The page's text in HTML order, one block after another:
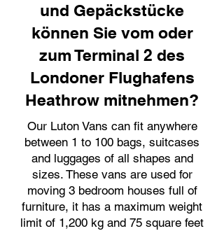
und Gepäckstücke
können Sie vom oder
zum Terminal 2 des
Londoner Flughafens
Heathrow mitnehmen?
Our Luton Vans can fit anywhere
between 1 to 100 bags, suitcases
and luggages of all shapes and
sizes. These vans are used for
moving 3 bedroom houses full of
furniture, it has a maximum weight
limit of 1,200 kg and 75 square feet